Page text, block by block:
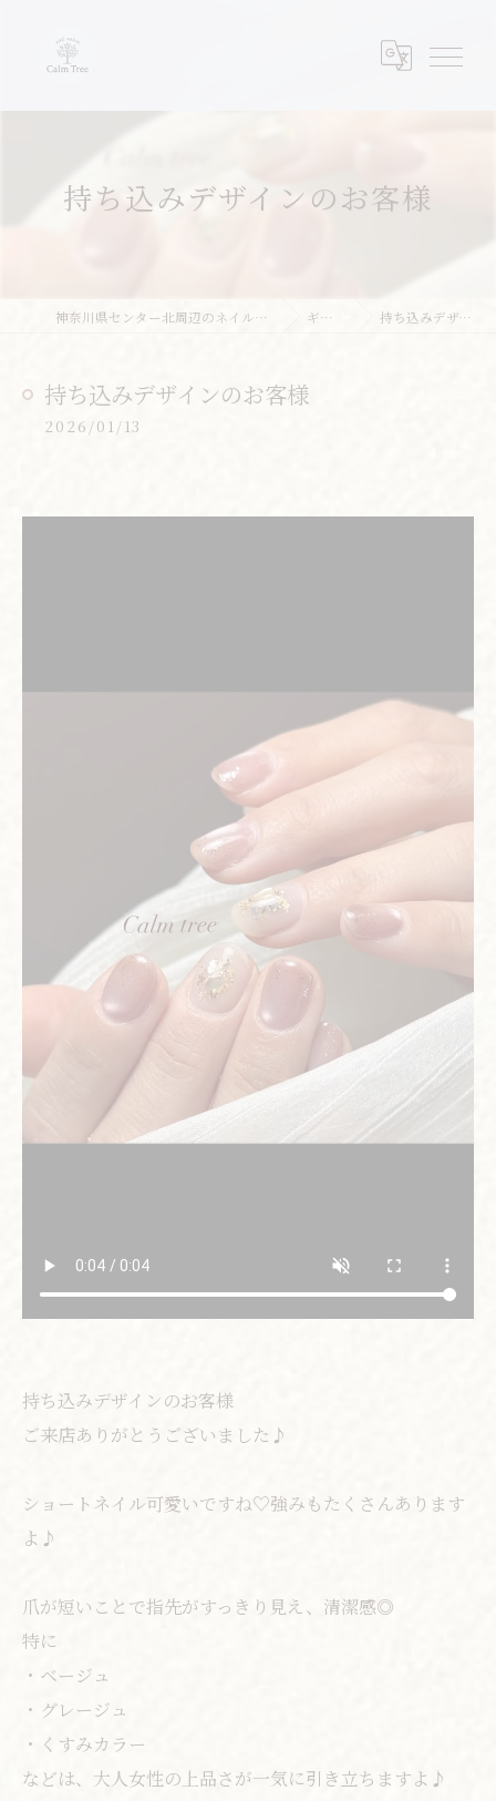
持ち込みデザインのお客様
神奈川県センター北周辺のネイルならネイルサロンcalm tree ギャラリー 持ち込みデザインのお客様
持ち込みデザインのお客様
2026/01/13
持ち込みデザインのお客様
ご来店ありがとうございました♪
ショートネイル可愛いですね♡強みもたくさんあります
よ♪
爪が短いことで指先がすっきり見え、清潔感◎
特に
・ベージュ
・グレージュ
・くすみカラー
などは、大人女性の上品さが一気に引き立ちますよ♪